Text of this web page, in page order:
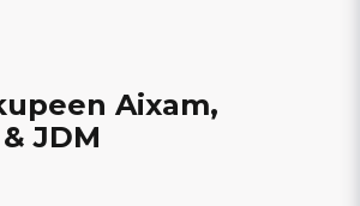
Aixam,
JDM